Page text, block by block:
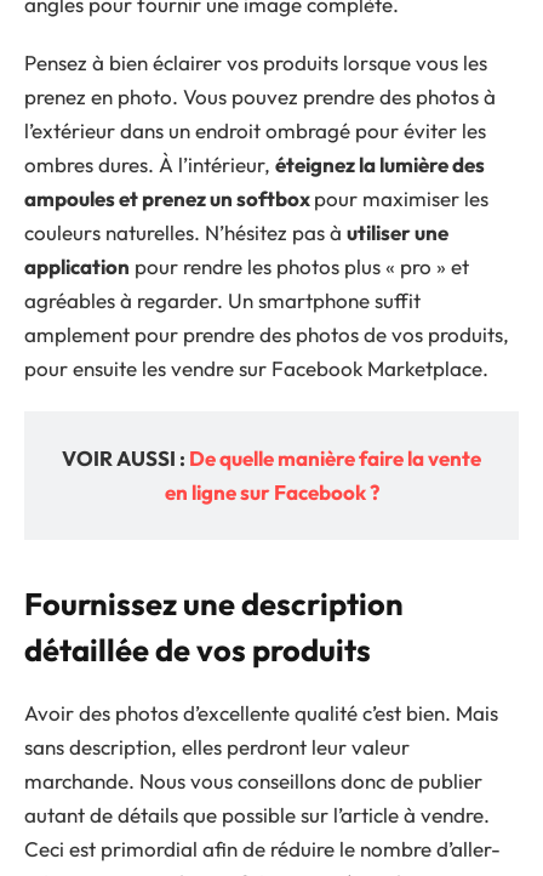
Pensez à bien éclairer vos produits lorsque vous les
prenez en photo. Vous pouvez prendre des photos à
l’extérieur dans un endroit ombragé pour éviter les
ombres dures. À l’intérieur, éteignez la lumière des
ampoules et prenez un softboxpour maximiser les
couleurs naturelles. N’hésitez pas à utiliser une
application pour rendre les photos plus « pro » et
agréables à regarder. Un smartphone suffit
amplement pour prendre des photos de vos produits,
pour ensuite les vendre sur Facebook Marketplace.
VOIR AUSSI : De quelle manière faire la vente
en ligne sur Facebook ?
Fournissez une description
détaillée de vos produits
Avoir des photos d’excellente qualité c’est bien. Mais
sans description, elles perdront leur valeur
marchande. Nous vous conseillons donc de publier
autant de détails que possible sur l’article à vendre.
Ceci est primordial afin de réduire le nombre d’aller-